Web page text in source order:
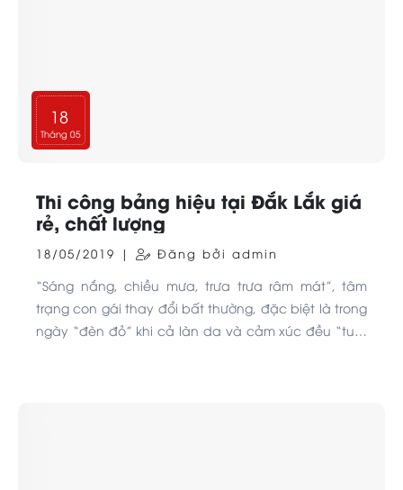
18
Tháng 05
Thi công bảng hiệu tại Đắk Lắk giá
rẻ, chất lượng
18/05/2019 | Đăng bởi admin
“Sáng nắng, chiều mưa, trưa trưa râm mát”, tâm
trạng con gái thay đổi bất thường, đặc biệt là trong
ngày “đèn đỏ” khi cả làn da và cảm xúc đều “tuột